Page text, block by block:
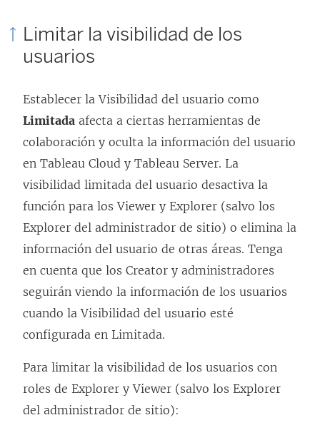
Limitar la visibilidad de los
usuarios
Establecer la Visibilidad del usuario como
Limitada afecta a ciertas herramientas de
colaboración y oculta la información del usuario
en Tableau Cloud y Tableau Server. La
visibilidad limitada del usuario desactiva la
función para los Viewer y Explorer (salvo los
Explorer del administrador de sitio) o elimina la
información del usuario de otras áreas. Tenga
en cuenta que los Creator y administradores
seguirán viendo la información de los usuarios
cuando la Visibilidad del usuario esté
configurada en Limitada.
Para limitar la visibilidad de los usuarios con
roles de Explorer y Viewer (salvo los Explorer
del administrador de sitio):